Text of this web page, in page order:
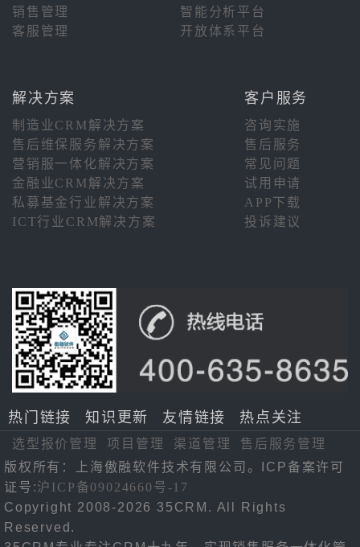
销售管理
智能分析平台
客服管理
开放体系平台
解决方案 客户服务
制造业CRM解决方案
咨询实施
售后维保服务解决方案
售后服务
营销服一体化解决方案
常见问题
金融业CRM解决方案
试用申请
私募基金行业解决方案
APP下载
ICT行业CRM解决方案
投诉建议
热门链接 知识更新 友情链接 热点关注
选型报价管理 项目管理 渠道管理
售后服务管理
版权所有：上海傲融软件技术有限公司。ICP备案许可
证号:沪ICP备09024660号-17
Copyright 2008-2026 35CRM. All Rights
Reserved.